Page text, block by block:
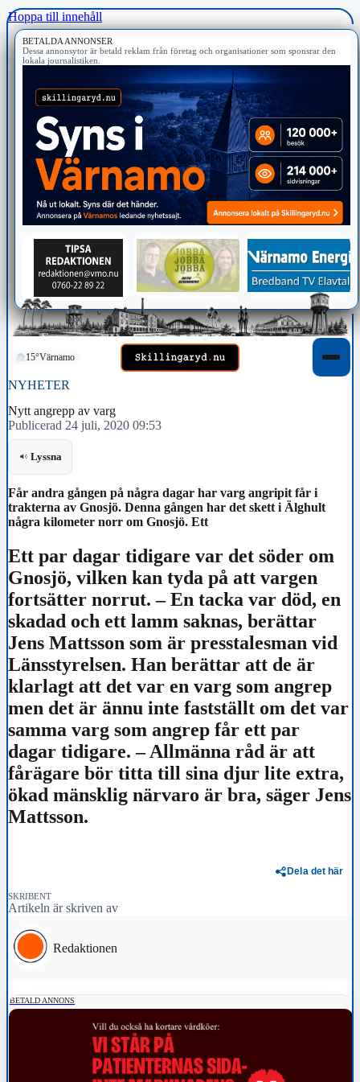
Hoppa till innehåll
BETALDA ANNONSER
Dessa annonsytor är betald reklam från företag och organisationer som sponsrar den
lokala journalistiken.
15°Värnamo
NYHETER
Nytt angrepp av varg
Publicerad 24 juli, 2020 09:53
Lyssna
Får andra gången på några dagar har varg angripit får i
trakterna av Gnosjö. Denna gången har det skett i Älghult
några kilometer norr om Gnosjö. Ett
Ett par dagar tidigare var det söder om
Gnosjö, vilken kan tyda på att vargen
fortsätter norrut. – En tacka var död, en
skadad och ett lamm saknas, berättar
Jens Mattsson som är presstalesman vid
Länsstyrelsen. Han berättar att de är
klarlagt att det var en varg som angrep
men det är ännu inte fastställt om det var
samma varg som angrep får ett par
dagar tidigare. – Allmänna råd är att
fårägare bör titta till sina djur lite extra,
ökad mänsklig närvaro är bra, säger Jens
Mattsson.
Dela det här
SKRIBENT
Artikeln är skriven av
Redaktionen
BETALD ANNONS